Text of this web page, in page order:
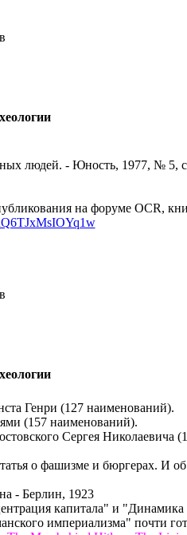
людей. - Юность, 1977, № 5,
на форуме OCR,
Генри (127 наименований).
(157 наименований).
Сергея Николаевича
о фашизме и бюргерах. И
- Берлин, 1923
капитала" и "Динамика
империализма" почти